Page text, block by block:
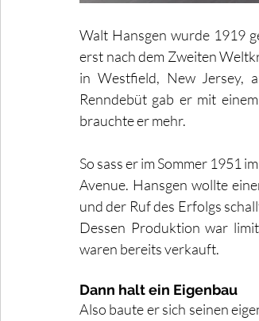
Walt Hansgen wurde 1919
erst nach dem Zweiten
in Westfield, New Jersey,
Renndebüt gab er mit
brauchte er mehr.
So sass er im Sommer 1951
Avenue. Hansgen wollte
und der Ruf des Erfolgs
Dessen Produktion war
waren bereits verkauft.
Dann halt ein Eigenbau
Also baute er sich seinen